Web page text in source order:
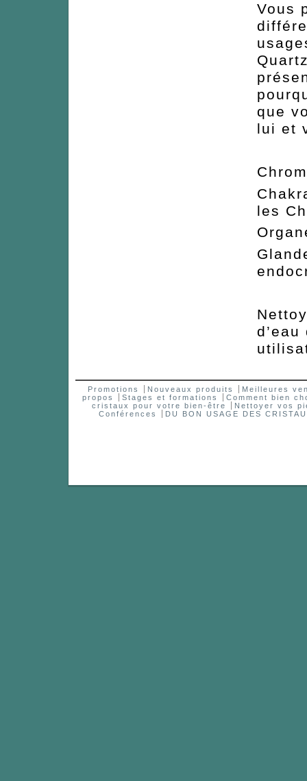
Vous
que
lui et
les
Promotions Nouveaux produits
Meilleures
propos
Stages et formations
Comment bien
cristaux pour votre bien-être
Nettoyer vos
Conférences
DU BON USAGE DES